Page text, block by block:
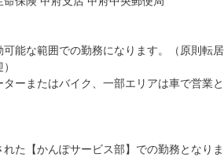
能な範囲での勤務になります。（原則転
ーまたはバイク、一部エリアは車で営業と
た【かんぽサービス部】での勤務となり